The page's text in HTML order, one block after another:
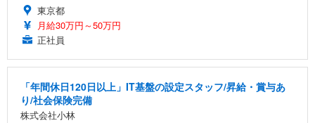
東京都
月給30万円～50万円
正社員
「年間休日120日以上」IT基盤の設定スタッフ/昇給・賞与あ
り/社会保険完備
株式会社小林